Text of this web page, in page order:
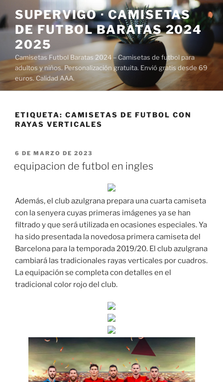
al
contenido
SUPERVIGO · CAMISETAS
DE FUTBOL BARATAS 2024
2025
Camisetas Futbol Baratas 2024 – Camisetas de futbol para
adultos y niños. Personalización gratuita. Envió gratis desde 69
euros. Calidad AAA.
ETIQUETA: CAMISETAS DE FUTBOL CON
RAYAS VERTICALES
PUBLICADO
6 DE MARZO DE 2023
equipacion de futbol en ingles
Además, el club azulgrana prepara una cuarta camiseta
con la senyera cuyas primeras imágenes ya se han
filtrado y que será utilizada en ocasiones especiales. Ya
ha sido presentada la novedosa primera camiseta del
Barcelona para la temporada 2019/20. El club azulgrana
cambiará las tradicionales rayas verticales por cuadros.
La equipación se completa con detalles en el
tradicional color rojo del club.